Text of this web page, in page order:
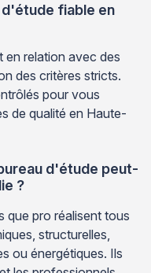
fiable en
en relation avec des
des critères stricts.
pour vous
de qualité en Haute-
d'étude peut-
?
que pro réalisent tous
structurelles,
ou énergétiques. Ils